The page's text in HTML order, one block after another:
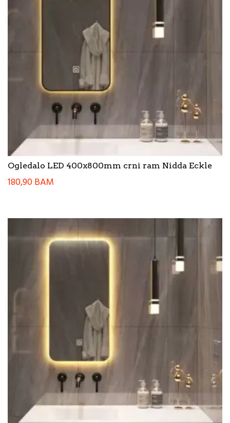
Ogledalo LED 400x800mm crni ram Nidda Eckle
180,90BAM